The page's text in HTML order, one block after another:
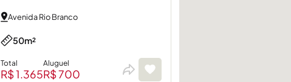
Avenida Rio Branco
50m²
Total
R$ 1.365
Aluguel
R$ 700